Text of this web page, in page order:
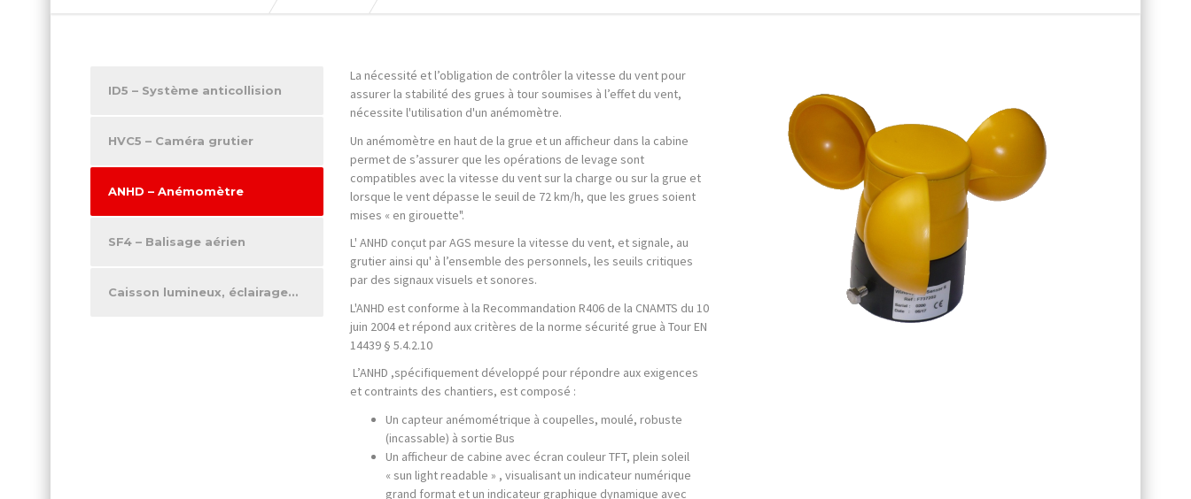
La nécessité et l’obligation de contrôler la vitesse du vent pour
assurer la stabilité des grues à tour soumises à l’effet du vent,
nécessite l'utilisation d'un anémomètre.
Un anémomètre en haut de la grue et un afficheur dans la cabine
permet de s’assurer que les opérations de levage sont
compatibles avec la vitesse du vent sur la charge ou sur la grue et
lorsque le vent dépasse le seuil de 72 km/h, que les grues soient
mises « en girouette".
L' ANHD conçut par AGS mesure la vitesse du vent, et signale, au
grutier ainsi qu' à l’ensemble des personnels, les seuils critiques
par des signaux visuels et sonores.
L'ANHD est conforme à la Recommandation R406 de la CNAMTS du 10
juin 2004 et répond aux critères de la norme sécurité grue à Tour EN
14439 § 5.4.2.10
L’ANHD ,spécifiquement développé pour répondre aux exigences
et contraints des chantiers, est composé :
Un capteur anémométrique à coupelles, moulé, robuste
(incassable) à sortie Bus
Un afficheur de cabine avec écran couleur TFT, plein soleil
« sun light readable » , visualisant un indicateur numérique
grand format et un indicateur graphique dynamique avec
ID5 – Système anticollision
HVC5 – Caméra grutier
ANHD – Anémomètre
SF4 – Balisage aérien
Caisson lumineux, éclairage…